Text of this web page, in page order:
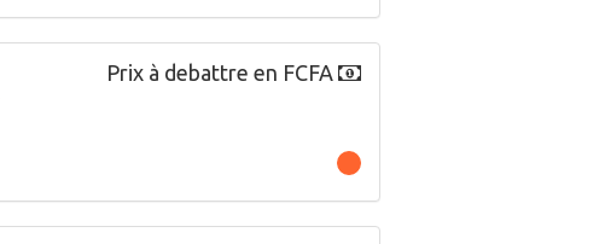
Prix à debattre en FCFA